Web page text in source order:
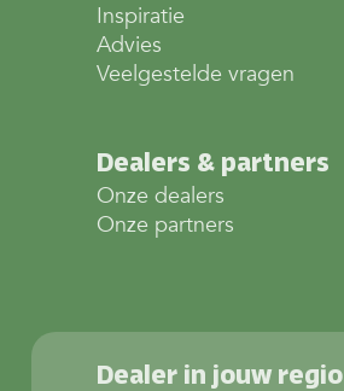
Inspiratie
Advies
Veelgestelde vragen
Dealers & partners
Onze dealers
Onze partners
Dealer in jouw regio